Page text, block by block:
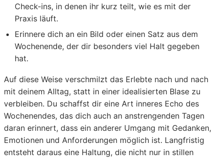
Check-ins, in denen ihr kurz teilt, wie es mit der
Praxis läuft.
Erinnere dich an ein Bild oder einen Satz aus dem
Wochenende, der dir besonders viel Halt gegeben
hat.
Auf diese Weise verschmilzt das Erlebte nach und nach
mit deinem Alltag, statt in einer idealisierten Blase zu
verbleiben. Du schaffst dir eine Art inneres Echo des
Wochenendes, das dich auch an anstrengenden Tagen
daran erinnert, dass ein anderer Umgang mit Gedanken,
Emotionen und Anforderungen möglich ist. Langfristig
entsteht daraus eine Haltung, die nicht nur in stillen